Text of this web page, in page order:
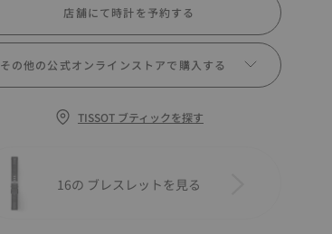
店舗にて時計を予約する
その他の公式オンラインストアで購入する
TISSOT ブティックを探す
16の ブレスレットを見る